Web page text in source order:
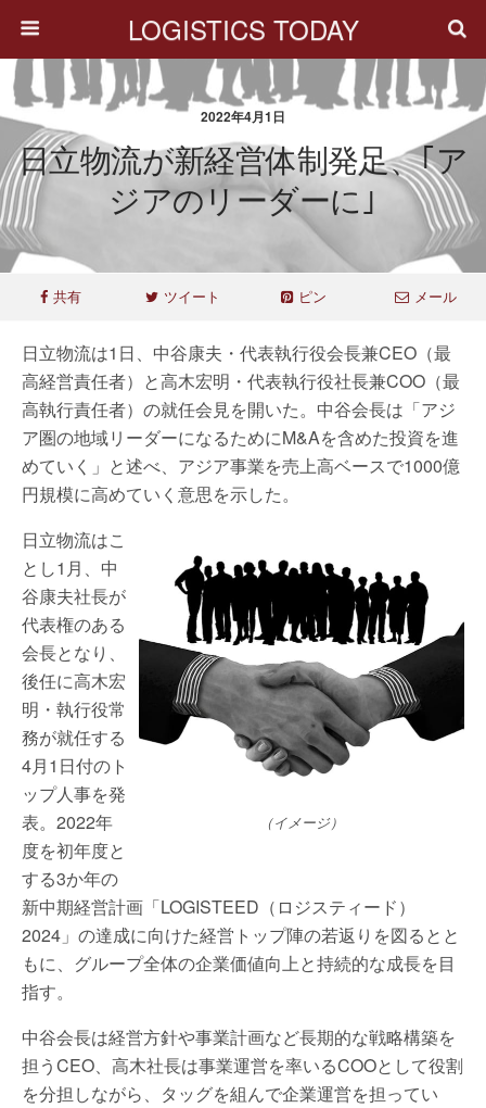
LOGISTICS TODAY
2022年4月1日
日立物流が新経営体制発足、｢ア
ジアのリーダーに｣
共有 ツイート ピン メール
日立物流は1日、中谷康夫・代表執行役会長兼CEO（最
高経営責任者）と高木宏明・代表執行役社長兼COO（最
高執行責任者）の就任会見を開いた。中谷会長は「アジ
ア圏の地域リーダーになるためにM&Aを含めた投資を進
めていく」と述べ、アジア事業を売上高ベースで1000億
円規模に高めていく意思を示した。
（イメージ）
日立物流はこ
とし1月、中
谷康夫社長が
代表権のある
会長となり、
後任に高木宏
明・執行役常
務が就任する
4月1日付のト
ップ人事を発
表。2022年
度を初年度と
する3か年の
新中期経営計画「LOGISTEED（ロジスティード）
2024」の達成に向けた経営トップ陣の若返りを図るとと
もに、グループ全体の企業価値向上と持続的な成長を目
指す。
中谷会長は経営方針や事業計画など長期的な戦略構築を
担うCEO、高木社長は事業運営を率いるCOOとして役割
を分担しながら、タッグを組んで企業運営を担ってい